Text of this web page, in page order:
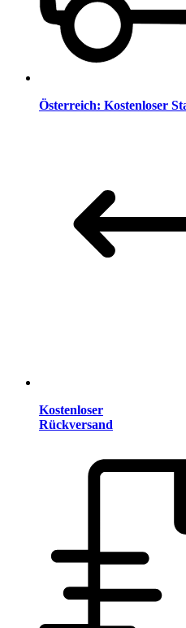
Österreich: Kostenloser
Kostenloser
Rückversand